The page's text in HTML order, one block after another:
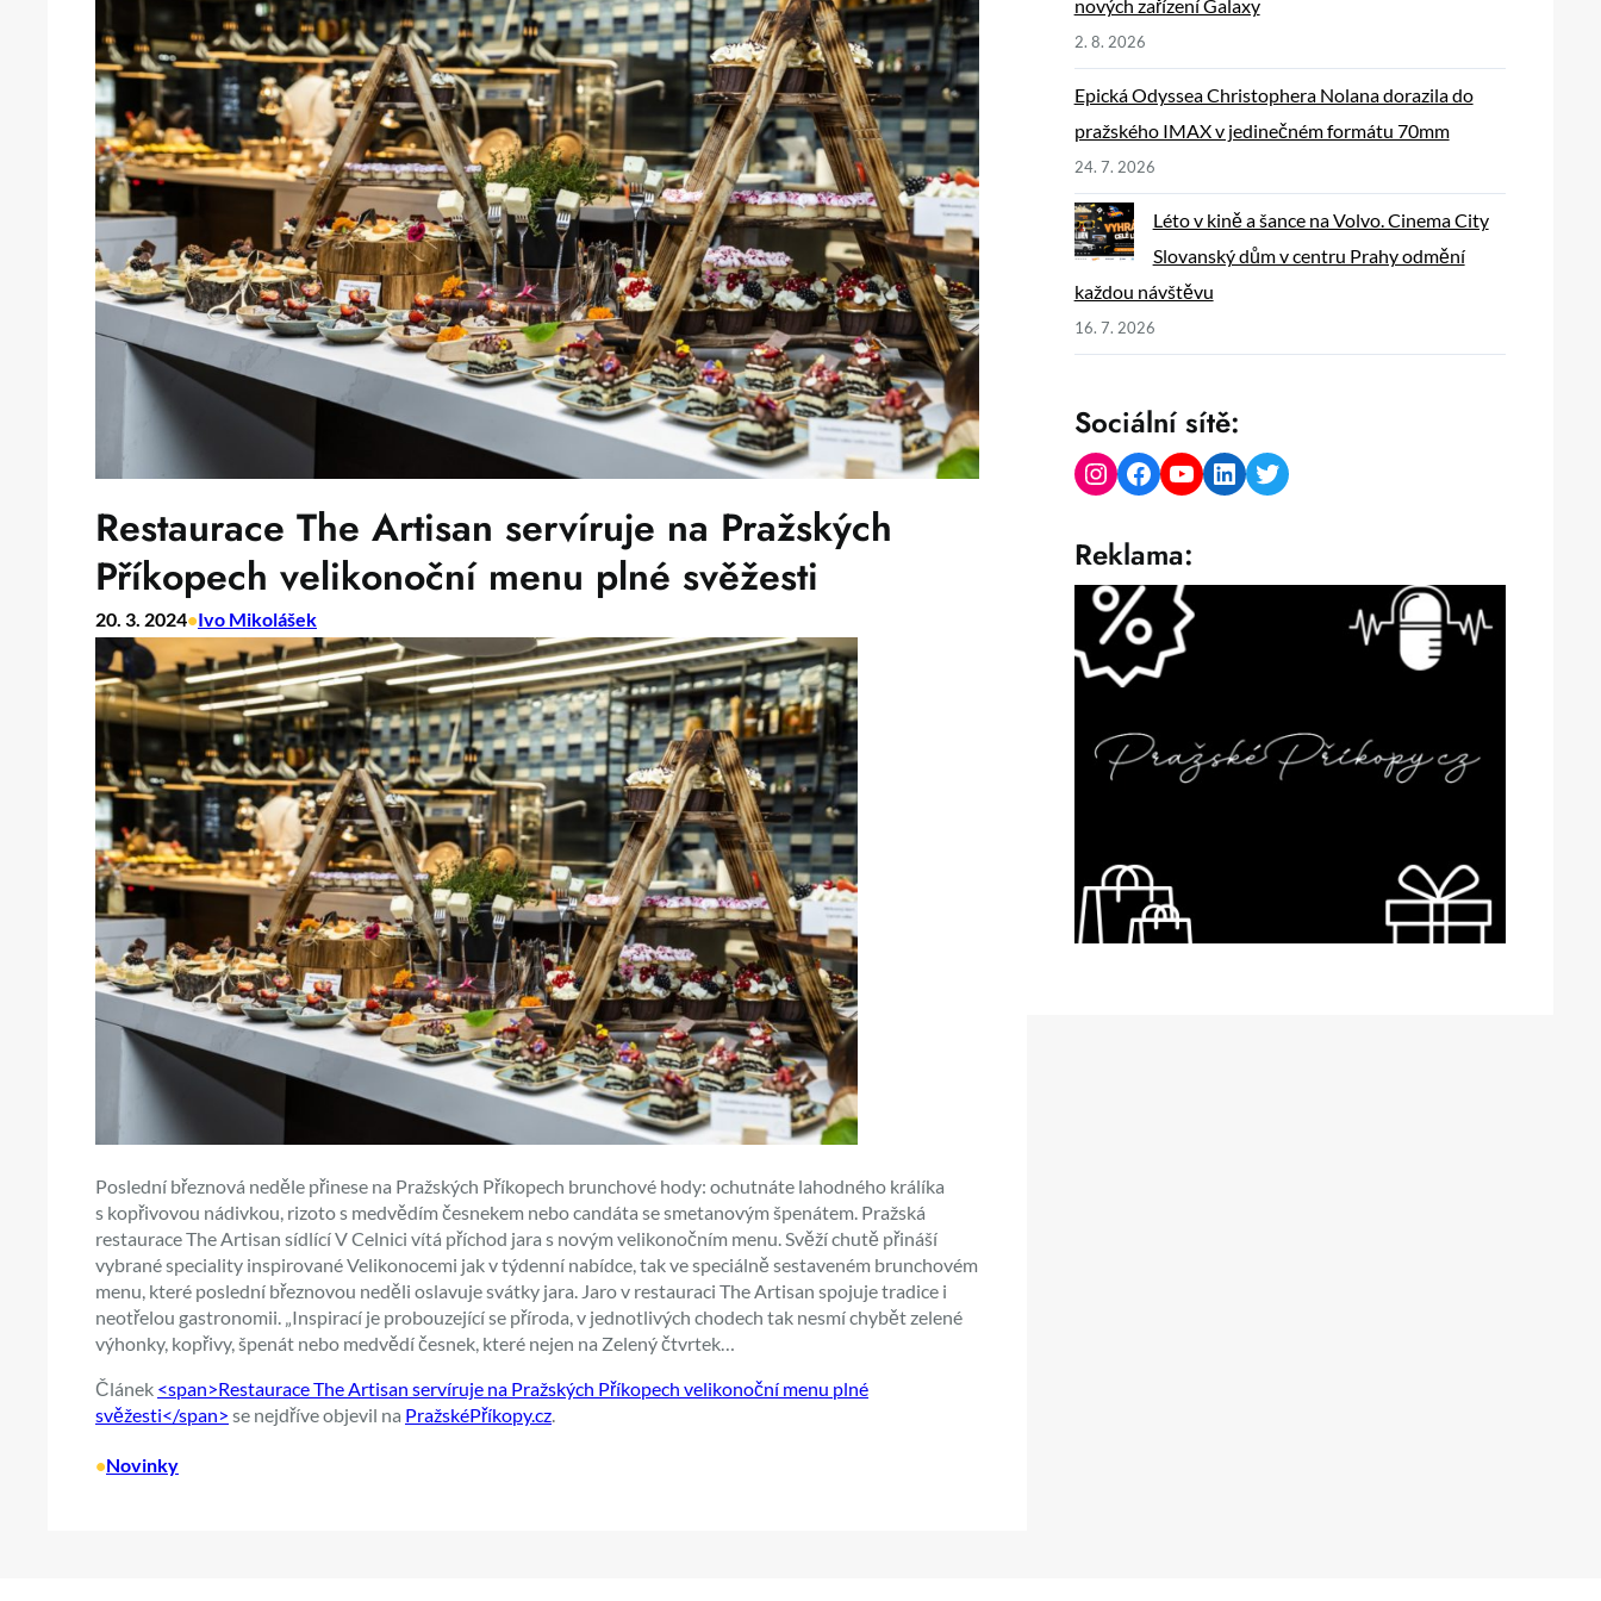
Restaurace The Artisan servíruje na Pražských
Příkopech velikonoční menu plné svěžesti
20. 3. 2024•Ivo Mikolášek
Poslední březnová neděle přinese na Pražských Příkopech brunchové hody: ochutnáte lahodného králíka
s kopřivovou nádivkou, rizoto s medvědím česnekem nebo candáta se smetanovým špenátem. Pražská
restaurace The Artisan sídlící V Celnici vítá příchod jara s novým velikonočním menu. Svěží chutě přináší
vybrané speciality inspirované Velikonocemi jak v týdenní nabídce, tak ve speciálně sestaveném brunchovém
menu, které poslední březnovou neděli oslavuje svátky jara. Jaro v restauraci The Artisan spojuje tradice i
neotřelou gastronomii. „Inspirací je probouzející se příroda, v jednotlivých chodech tak nesmí chybět zelené
výhonky, kopřivy, špenát nebo medvědí česnek, které nejen na Zelený čtvrtek…
Článek <span>Restaurace The Artisan servíruje na Pražských Příkopech velikonoční menu plné
svěžesti</span> se nejdříve objevil na PražskéPříkopy.cz.
•Novinky
nových zařízení Galaxy
2. 8. 2026
Epická Odyssea Christophera Nolana dorazila do
pražského IMAX v jedinečném formátu 70mm
24. 7. 2026
Léto v kině a šance na Volvo. Cinema City
Slovanský dům v centru Prahy odmění
každou návštěvu
16. 7. 2026
Sociální sítě:
Instagram Facebook YouTube LinkedIn Twitter
Reklama: